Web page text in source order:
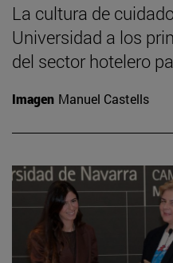
La cultura de
Universidad a los
del sector hotelero
Imagen Manuel Castells